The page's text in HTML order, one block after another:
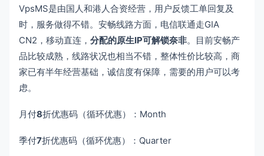
VpsMS是由国人和港人合资经营，用户反馈工单回复及
时，服务做得不错。安畅线路方面，电信联通走GIA
CN2，移动直连， 分配的原生IP可解锁奈非。目前安畅产
品比较成熟，线路状况也相当不错，整体性价比较高，商
家已有半年经营基础，诚信度有保障，需要的用户可以考
虑。
月付8折优惠码（循环优惠）：Month
季付7折优惠码（循环优惠）：Quarter